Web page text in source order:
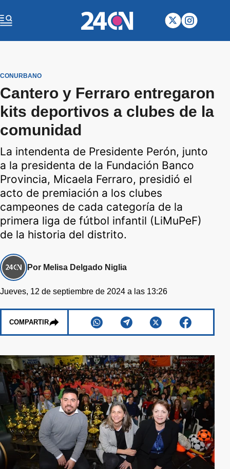
CONURBANO
Cantero y Ferraro entregaron
kits deportivos a clubes de la
comunidad
La intendenta de Presidente Perón, junto
a la presidenta de la Fundación Banco
Provincia, Micaela Ferraro, presidió el
acto de premiación a los clubes
campeones de cada categoría de la
primera liga de fútbol infantil (LiMuPeF)
de la historia del distrito.
Por Melisa Delgado Niglia
Jueves, 12 de septiembre de 2024 a las 13:26
COMPARTIR